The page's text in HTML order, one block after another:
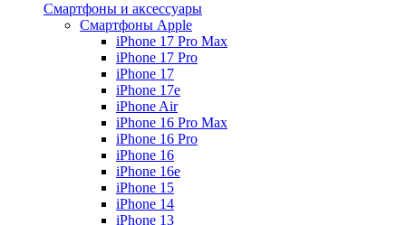
Смартфоны и аксессуары
Смартфоны Apple
iPhone 17 Pro Max
iPhone 17 Pro
iPhone 17
iPhone 17e
iPhone Air
iPhone 16 Pro Max
iPhone 16 Pro
iPhone 16
iPhone 16e
iPhone 15
iPhone 14
iPhone 13